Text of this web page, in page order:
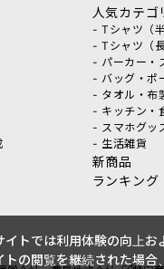
人気カテゴ
- Tシャツ（半
- Tシャツ（長
- パーカー・
- バッグ・ポ
- タオル・布
- キッチン・
- スマホグッ
- 生活雑貨
新商品
ランキング
イトでは利用体験の向上お
トの閲覧を継続された場合